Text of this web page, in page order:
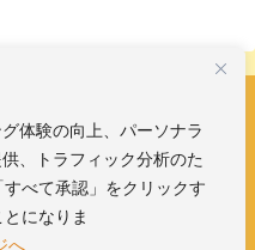
体験の向上、パーソナラ
、トラフィック分析のた
べて承認」をクリックす
になりま
へ
んのおんがくひろば
おんがく素材